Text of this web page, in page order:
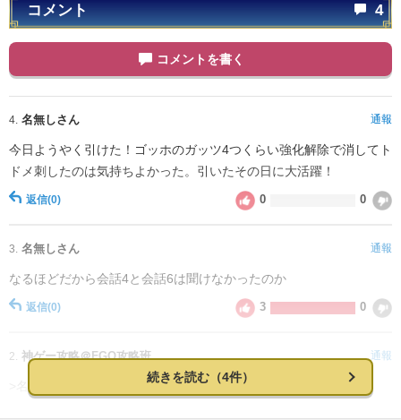
コメント 4
コメントを書く
4. 名無しさん 通報
今日ようやく引けた！ゴッホのガッツ4つくらい強化解除で消してト
ドメ刺したのは気持ちよかった。引いたその日に大活躍！
返信(0) 0 0
3. 名無しさん 通報
なるほどだから会話4と会話6は聞けなかったのか
返信(0) 3 0
2. 神ゲー攻略＠FGO攻略班 通報
続きを読む（4件）